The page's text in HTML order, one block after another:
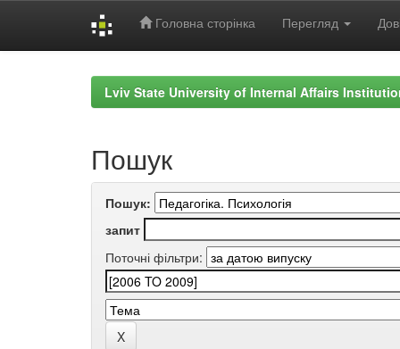
Головна сторінка Перегляд
Lviv State University of Internal Affairs
Пошук
Пошук:
запит
Поточні фільтри: